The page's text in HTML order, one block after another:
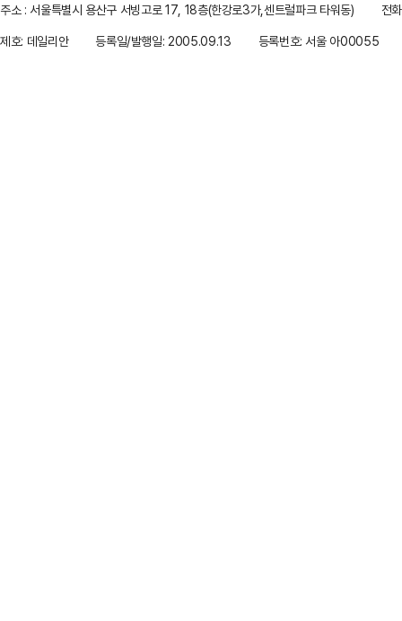
주소 : 서울특별시 용산구 서빙고로 17, 18층(한강로3가,센트럴파크 타워동)
전
제호: 데일리안
등록일/발행일: 2005.09.13 등록번호: 서울 아00055